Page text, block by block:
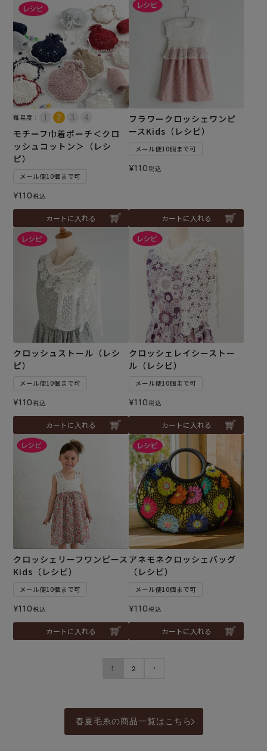
難易度：
モチーフ巾着ポーチ＜クロ
ッシュコットン＞（レシ
ピ）
メール便10個まで可
¥110税込
カートに入れる
フラワークロッシェワンピ
ースKids（レシピ）
メール便10個まで可
¥110税込
カートに入れる
クロッシュストール（レシ
ピ）
メール便10個まで可
¥110税込
カートに入れる
クロッシェレイシーストー
ル（レシピ）
メール便10個まで可
¥110税込
カートに入れる
クロッシェリーフワンピース
Kids（レシピ）
メール便10個まで可
¥110税込
カートに入れる
アネモネクロッシェバッグ
（レシピ）
メール便10個まで可
¥110税込
カートに入れる
1 2
春夏毛糸の商品一覧はこちら